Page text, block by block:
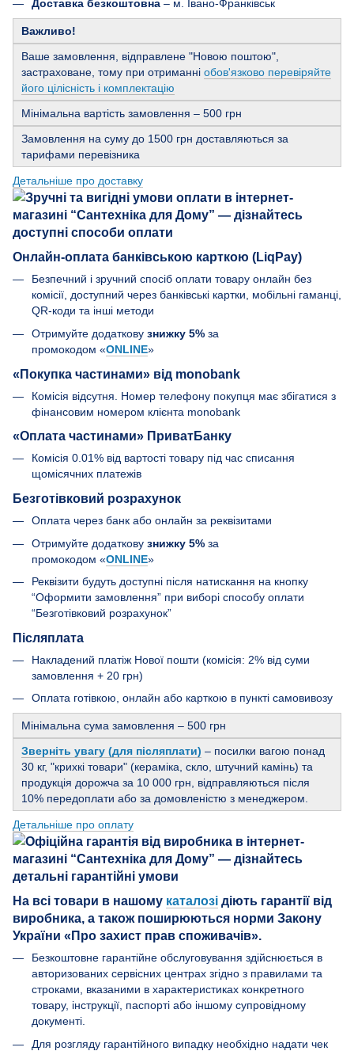
Доставка безкоштовна – м. Івано-Франківськ
Важливо!
Ваше замовлення, відправлене "Новою поштою",
застраховане, тому при отриманні обов'язково перевіряйте
його цілісність і комплектацію
Мінімальна вартість замовлення – 500 грн
Замовлення на суму до 1500 грн доставляються за
тарифами перевізника
Детальніше про доставку
Онлайн-оплата банківською карткою (LiqPay)
Безпечний і зручний спосіб оплати товару онлайн без
комісії, доступний через банківські картки, мобільні гаманці,
QR-коди та інші методи
Отримуйте додаткову знижку 5% за
промокодом «ONLINE»
«Покупка частинами» від monobank
Комісія відсутня. Номер телефону покупця має збігатися з
фінансовим номером клієнта monobank
«Оплата частинами» ПриватБанку
Комісія 0.01% від вартості товару під час списання
щомісячних платежів
Безготівковий розрахунок
Оплата через банк або онлайн за реквізитами
Отримуйте додаткову знижку 5% за
промокодом «ONLINE»
Реквізити будуть доступні після натискання на кнопку
“Оформити замовлення” при виборі способу оплати
“Безготівковий розрахунок”
Післяплата
Накладений платіж Нової пошти (комісія: 2% від суми
замовлення + 20 грн)
Оплата готівкою, онлайн або карткою в пункті самовивозу
Мінімальна сума замовлення – 500 грн
Зверніть увагу (для післяплати) – посилки вагою понад
30 кг, "крихкі товари" (кераміка, скло, штучний камінь) та
продукція дорожча за 10 000 грн, відправляються після
10% передоплати або за домовленістю з менеджером.
Детальніше про оплату
На всі товари в нашому каталозі діють гарантії від
виробника, а також поширюються норми Закону
України «Про захист прав споживачів».
Безкоштовне гарантійне обслуговування здійснюється в
авторизованих сервісних центрах згідно з правилами та
строками, вказаними в характеристиках конкретного
товару, інструкції, паспорті або іншому супровідному
документі.
Для розгляду гарантійного випадку необхідно надати чек